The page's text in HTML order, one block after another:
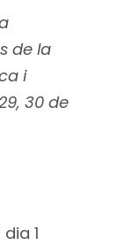
de la
i
30 de
1